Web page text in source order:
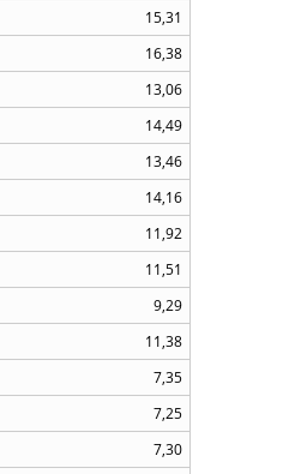
15,31
16,38
13,06
14,49
13,46
14,16
11,92
11,51
9,29
11,38
7,35
7,25
7,30